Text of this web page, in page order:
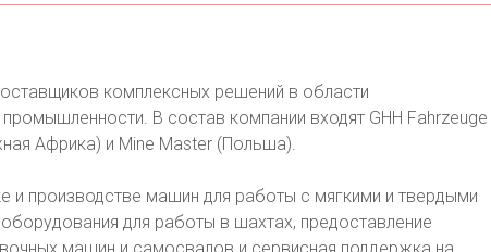
комплексных решений в области
В состав компании входят GHH Fahrzeuge
Африка) и Mine Master (Польша).
и производстве машин для работы с мягкими и твердыми
для работы в шахтах, предоставление